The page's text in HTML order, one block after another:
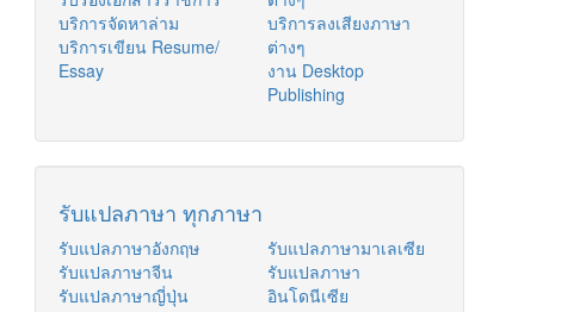
บริการจัดหาล่าม
บริการเขียน Resume/
Essay
บริการลงเสียงภาษา
ต่างๆ
งาน Desktop
Publishing
รับแปลภาษา ทุกภาษา
รับแปลภาษาอังกฤษ
รับแปลภาษาจีน
รับแปลภาษาญี่ปุ่น
รับแปลภาษามาเลเซีย
รับแปลภาษา
อินโดนีเซีย